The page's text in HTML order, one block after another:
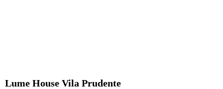
Lume House Vila Prudente